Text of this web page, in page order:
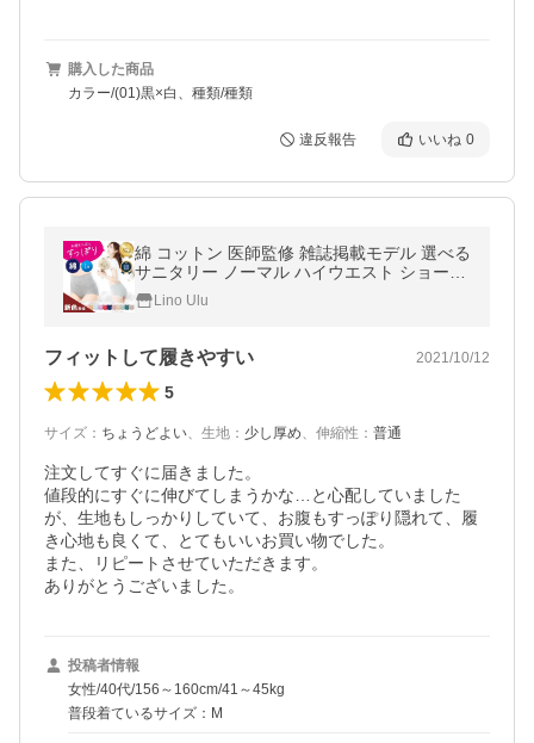
購入した商品
カラー/(01)黒×白、種類/種類
違反報告 いいね 0
綿 コットン 医師監修 雑誌掲載モデル 選べる
サニタリー ノーマル ハイウエスト ショーツ
レディース 桃尻 温活 下着 深め 深履き
Lino Ulu
フィットして履きやすい 2021/10/12
5
サイズ ： ちょうどよい、 生地 ： 少し厚め、 伸縮性 ： 普通
注文してすぐに届きました。
値段的にすぐに伸びてしまうかな…と心配していました
が、生地もしっかりしていて、お腹もすっぽり隠れて、履
き心地も良くて、とてもいいお買い物でした。
また、リピートさせていただきます。
ありがとうございました。
投稿者情報
女性/40代/156～160cm/41～45kg
普段着ているサイズ：M